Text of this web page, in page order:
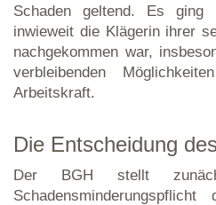
Schaden geltend. Es
inwieweit die Klägerin ihrer
nachgekommen war,
verbleibenden
Arbeitskraft.
Die Entscheidung
Der BGH stellt